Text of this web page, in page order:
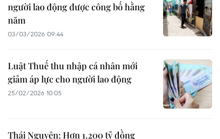
người lao động được công bố hằng
năm
03/03/2026 09:44
Luật Thuế thu nhập cá nhân mới
giảm áp lực cho người lao động
25/02/2026 10:05
Thái Nguyên: Hơn 1.200 tỷ đồng